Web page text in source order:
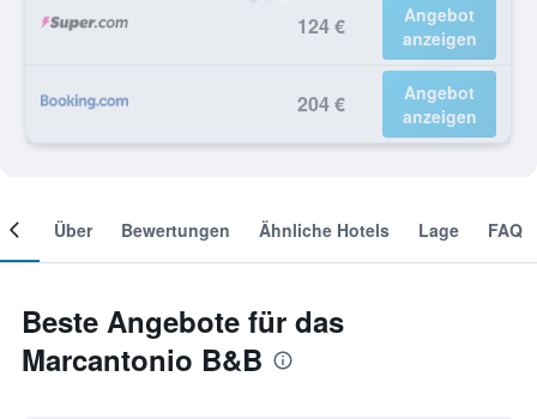
124 €
Angebot
anzeigen
204 €
Angebot
anzeigen
Über Bewertungen Ähnliche Hotels Lage FAQ
Beste Angebote für das
Marcantonio B&B